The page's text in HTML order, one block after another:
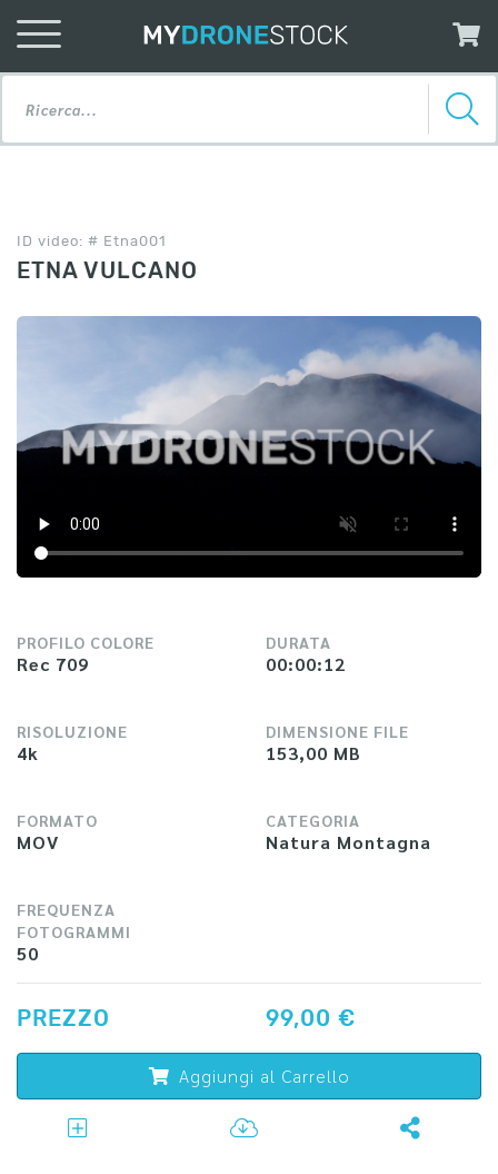
ID video: # Etna001
ETNA VULCANO
PROFILO COLORE
Rec 709
RISOLUZIONE
4k
FORMATO
MOV
FREQUENZA
FOTOGRAMMI
50
DURATA
00:00:12
DIMENSIONE FILE
153,00 MB
CATEGORIA
Natura Montagna
PREZZO 99,00 €
Aggiungi al Carrello